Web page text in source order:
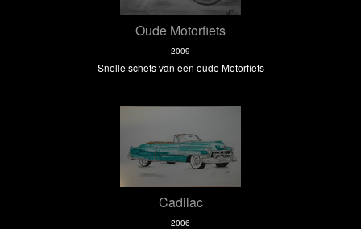
Oude Motorfiets
2009
Snelle schets van een oude Motorfiets
Cadilac
2006